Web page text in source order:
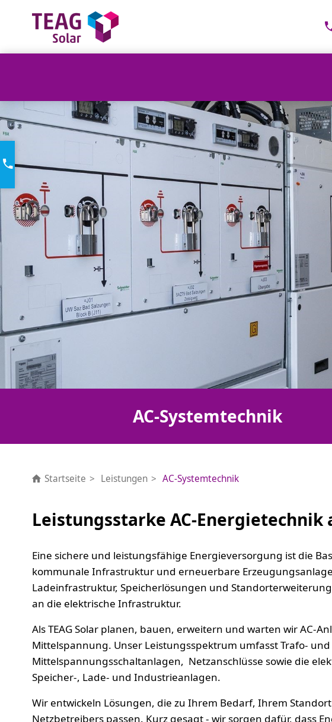
AC-Systemtechnik
Startseite Leistungen AC-Systemtechnik
Leistungsstarke AC-Energietechnik
Eine sichere und leistungsfähige Energieversorgung ist die
kommunale Infrastruktur und erneuerbare
Ladeinfrastruktur, Speicherlösungen und
an die elektrische Infrastruktur.
Als TEAG Solar planen, bauen, erweitern und warten wir AC-
Mittelspannung. Unser Leistungsspektrum umfasst Trafo-
Mittelspannungsschaltanlagen, Netzanschlüsse sowie die
Speicher-, Lade- und Industrieanlagen.
Wir entwickeln Lösungen, die zu Ihrem Bedarf, Ihrem
Netzbetreibers passen. Kurz gesagt - wir sorgen dafür, dass